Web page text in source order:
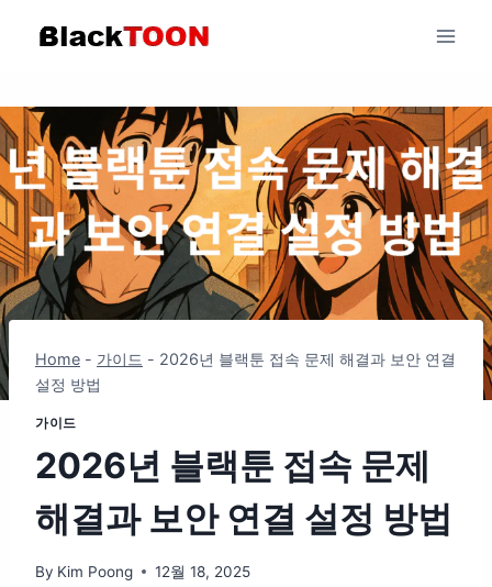
Home - 가이드 - 2026년 블랙툰 접속 문제 해결과 보안 연결
설정 방법
가이드
2026년 블랙툰 접속 문제
해결과 보안 연결 설정 방법
By Kim Poong 12월 18, 2025